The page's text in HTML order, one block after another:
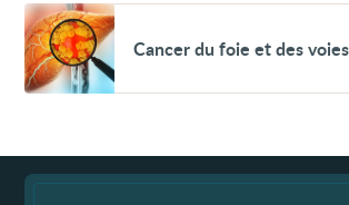
Voir
Cancer
du
foie
et
Cancer du foie et des